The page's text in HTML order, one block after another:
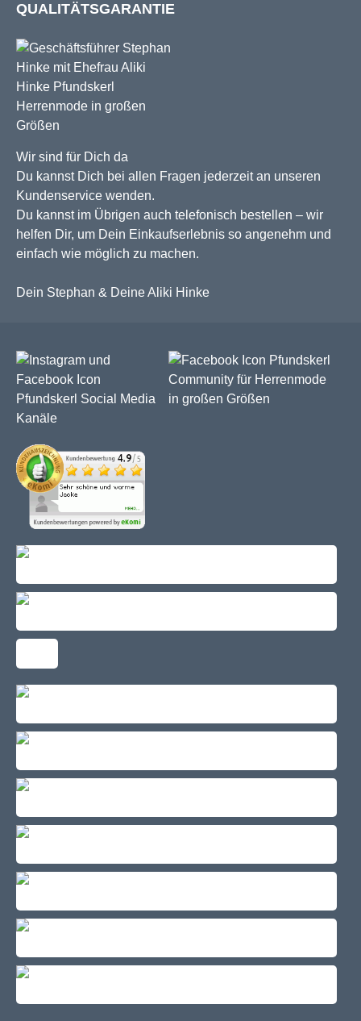
QUALITÄTSGARANTIE
Wir sind für Dich da
Du kannst Dich bei allen Fragen jederzeit an unseren
Kundenservice wenden.
Du kannst im Übrigen auch telefonisch bestellen – wir
helfen Dir, um Dein Einkaufserlebnis so angenehm und
einfach wie möglich zu machen.
Dein Stephan & Deine Aliki Hinke